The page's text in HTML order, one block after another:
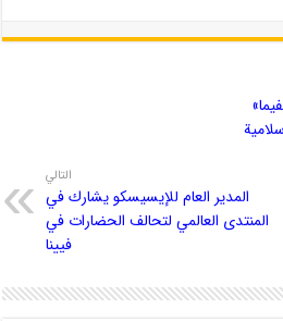
التالي
المدير العام للإيسيسكو يشارك في
المنتدى العالمي لتحالف الحضارات في
فيينا